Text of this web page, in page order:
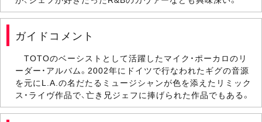
ガイドコメント
TOTOのベーシストとして活躍したマイク・ポーカロのリ
ーダー・アルバム。2002年にドイツで行なわれたギグの音源
を元にL.A.の名だたるミュージシャンが色を添えたリミック
ス・ライヴ作品で、亡き兄ジェフに捧げられた作品でもある。